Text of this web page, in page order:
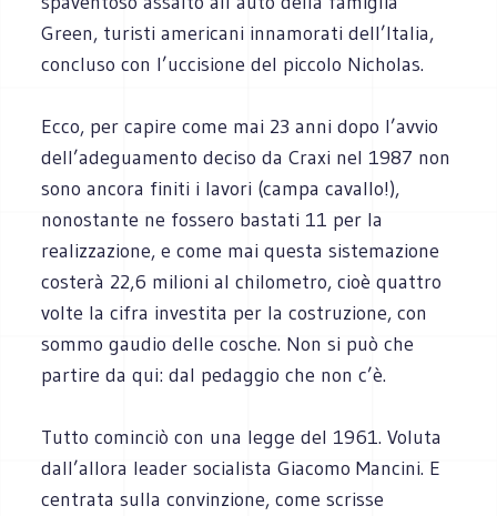
Green, turisti americani innamorati dell’Italia,
concluso con l’uccisione del piccolo Nicholas.
Ecco, per capire come mai 23 anni dopo l’avvio
dell’adeguamento deciso da Craxi nel 1987 non
sono ancora finiti i lavori (campa cavallo!),
nonostante ne fossero bastati 11 per la
realizzazione, e come mai questa sistemazione
costerà 22,6 milioni al chilometro, cioè quattro
volte la cifra investita per la costruzione, con
sommo gaudio delle cosche. Non si può che
partire da qui: dal pedaggio che non c’è.
Tutto cominciò con una legge del 1961. Voluta
dall’allora leader socialista Giacomo Mancini. E
centrata sulla convinzione, come scrisse